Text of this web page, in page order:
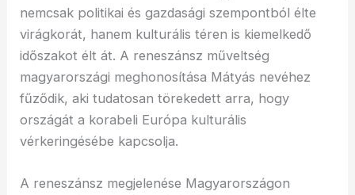
nemcsak politikai és gazdasági szempontból élte
virágkorát, hanem kulturális téren is kiemelkedő
időszakot élt át. A reneszánsz műveltség
magyarországi meghonosítása Mátyás nevéhez
fűződik, aki tudatosan törekedett arra, hogy
országát a korabeli Európa kulturális
vérkeringésébe kapcsolja.
A reneszánsz megjelenése Magyarországon